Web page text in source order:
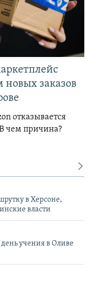
новых заказов
отказывается
чем причина?
в Херсоне,
власти
учения в Оливе